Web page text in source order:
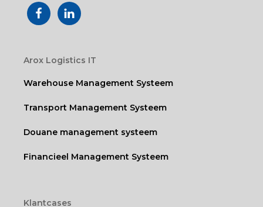
Arox Logistics IT
Warehouse Management Systeem
Transport Management Systeem
Douane management systeem
Financieel Management Systeem
Klantcases